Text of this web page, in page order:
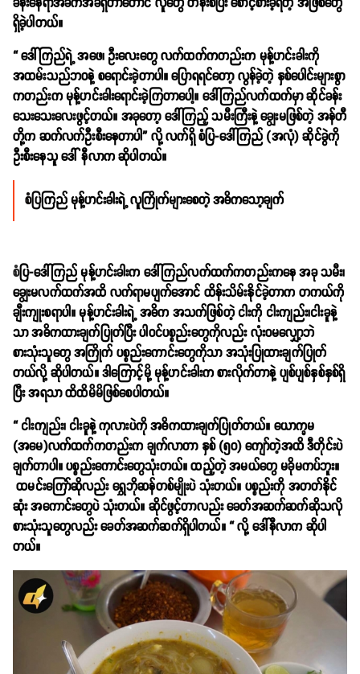
ရှိခဲ့ပါတယ်။
“ ဒေါ်ကြည်ရဲ့ အဖေ၊ ဦးလေးတွေ လက်ထက်ကတည်းက မုန့်ဟင်းခါးကို
အထမ်းသည်ဘဝနဲ့ စရောင်းခဲ့တာပါ။ ပြောရရင်တော့ လွန်ခဲ့တဲ့ နှစ်ပေါင်းများစွာ
ကတည်းက မုန့်ဟင်းခါးရောင်းခဲ့ကြတာပေါ့။ ဒေါ်ကြည်လက်ထက်မှာ ဆိုင်ခန်း
သေးသေးလေးဖွင့်တယ်။ အခုတော့ ဒေါ်ကြည့် သမီးကြီးနဲ့ ချွေးမဖြစ်တဲ့ အန်တီ
တို့က ဆက်လက်ဦးစီးနေတာပါ” လို့ လက်ရှိ စံပြ-ဒေါ်ကြည် (အလုံ) ဆိုင်ခွဲကို
ဦးစီးနေသူ ဒေါ် နီလာက ဆိုပါတယ်။
စံပြကြည် မုန့်ဟင်းခါးရဲ့ လူကြိုက်များစေတဲ့ အဓိကသော့ချက်
စံပြ-ဒေါ်ကြည် မုန့်ဟင်းခါးက ဒေါ်ကြည်လက်ထက်ကတည်းကနေ အခု သမီး၊
ချွေးမလက်ထက်အထိ လက်ရာမပျက်အောင် ထိန်းသိမ်းနိုင်ခဲ့တာက တကယ်ကို
ချီးကျုးစရာပါ။ မုန့်ဟင်းခါးရဲ့ အဓိက အသက်ဖြစ်တဲ့ ငါးကို ငါးကျည်း၊ငါးခူနဲ့
သာ အဓိကထားချက်ပြုတ်ပြီး ပါဝင်ပစ္စည်းတွေကိုလည်း လုံးဝမလျှော့ဘဲ
စားသုံးသူတွေ အကြိုက် ပစ္စည်းကောင်းတွေကိုသာ အသုံးပြုထားချက်ပြုတ်
တယ်လို့ ဆိုပါတယ်။ ဒါကြောင့်မို့ မုန့်ဟင်းခါးက စားလိုက်တာနဲ့ ပျစ်ပျစ်နှစ်နှစ်ရှိ
ပြီး အရသာ ထိထိမိမိဖြစ်စေပါတယ်။
“ ငါးကျည်း၊ ငါးခူနဲ့ ကုလားပဲကို အဓိကထားချက်ပြုတ်တယ်။ ယောက္ခမ
(အမေ)လက်ထက်ကတည်းက ချက်လာတာ နှစ် (၅၀) ကျော်တဲ့အထိ ဒီတိုင်းပဲ
ချက်တာပါ။ ပစ္စည်းကောင်းတွေသုံးတယ်။ ထည့်တဲ့ အမယ်တွေ မခိုမကပ်ဘူး။
ထမင်းကြော်ဆိုလည်း ရွှေဘိုဆန်တစ်မျိုးပဲ သုံးတယ်။ ပစ္စည်းကို အတတ်နိုင်
ဆုံး အကောင်းတွေပဲ သုံးတယ်။ ဆိုင်ဖွင့်တာလည်း ခေတ်အဆက်ဆက်ဆိုသလို
စားသုံးသူတွေလည်း ခေတ်အဆက်ဆက်ရှိပါတယ်။ “ လို့ ဒေါ်နီလာက ဆိုပါ
တယ်။